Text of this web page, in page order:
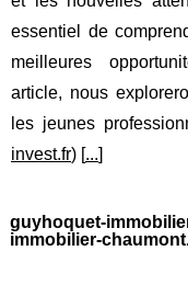
essentiel de
meilleures
article, nous
les jeunes
invest.fr) [...]
guyhoquet-
immobilier-